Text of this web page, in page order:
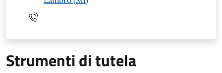
Strumenti di tutela